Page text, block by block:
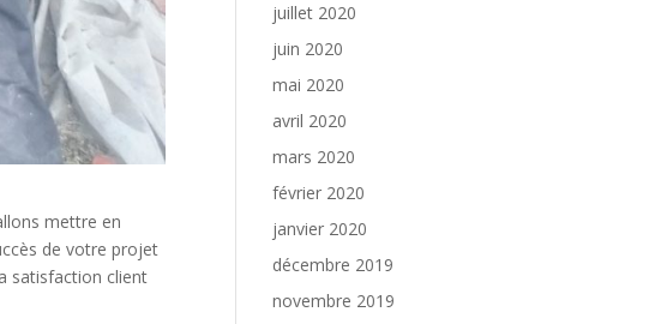
mettre en
de votre projet
satisfaction client
juillet 2020
juin 2020
mai 2020
avril 2020
mars 2020
février 2020
janvier 2020
décembre 2019
novembre 2019